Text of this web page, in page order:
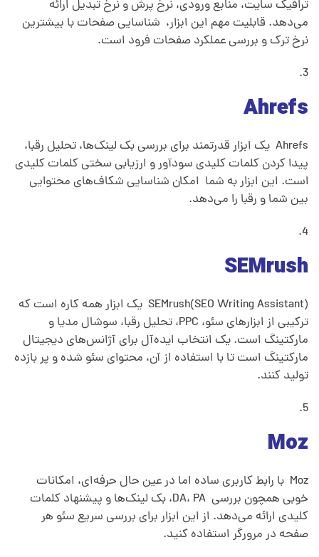
ر
ه
ا
ی
ر
ا
ی
گ
ا
ن
و
پ
و
ترافیک سایت، منابع ورودی، نرخ پرش و نرخ تبدیل ارائه
می‌دهد. قابلیت مهم این ابزار، شناسایی صفحات با بیشترین
نرخ ترک و بررسی عملکرد صفحات فرود است.
Ahrefs
Ahrefs یک ابزار قدرتمند برای بررسی بک ‌لینک‌ها، تحلیل رقبا،
پیدا کردن کلمات کلیدی سودآور و ارزیابی سختی کلمات کلیدی
است. این ابزار به شما امکان شناسایی شکاف‌های محتوایی
بین شما و رقبا را می‌دهد.
SEMrush
SEMrush(SEO Writing Assistant) یک ابزار همه کاره است که
ترکیبی از ابزارهای سئو، PPC، تحلیل رقبا، سوشال مدیا و
مارکتینگ است. یک انتخاب ایده‌آل برای آژانس‌های دیجیتال
مارکتینگ است تا با استفاده از آن، محتوای سئو شده و پر بازده
تولید کنند.
Moz
Moz با رابط کاربری ساده اما در عین حال حرفه‌ای، امکانات
خوبی همچون بررسی DA، PA، بک ‌لینک‌ها و پیشنهاد کلمات
کلیدی ارائه می‌دهد. از این ابزار برای بررسی سریع سئو هر
صفحه در مرورگر استفاده کنید.